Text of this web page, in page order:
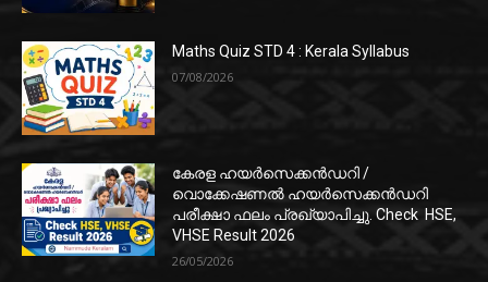
Maths Quiz STD 4 : Kerala Syllabus
07/08/2026
കേരള ഹയർസെക്കൻഡറി /
വൊക്കേഷണൽ ഹയർസെക്കൻഡറി
പരീക്ഷാ ഫലം പ്രഖ്യാപിച്ചു. Check HSE,
VHSE Result 2026
26/05/2026